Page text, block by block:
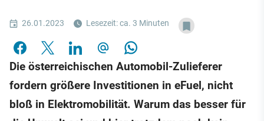
26.01.2023 Lesezeit: ca. 3 Minuten
Die österreichischen Automobil-Zulieferer
fordern größere Investitionen in eFuel, nicht
bloß in Elektromobilität. Warum das besser für